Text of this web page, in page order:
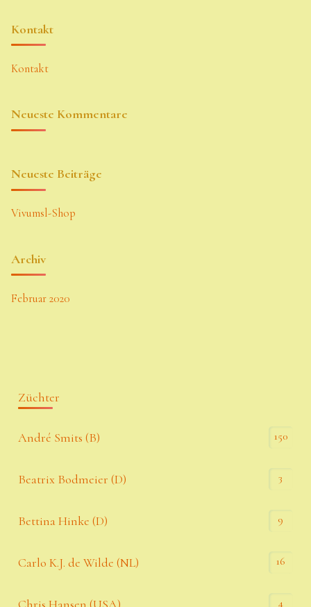
Kontakt
Kontakt
Neueste Kommentare
Neueste Beiträge
Vivumsl-Shop
Archiv
Februar 2020
Züchter
André Smits (B) 150
Beatrix Bodmeier (D) 3
Bettina Hinke (D) 9
Carlo K.J. de Wilde (NL) 16
4